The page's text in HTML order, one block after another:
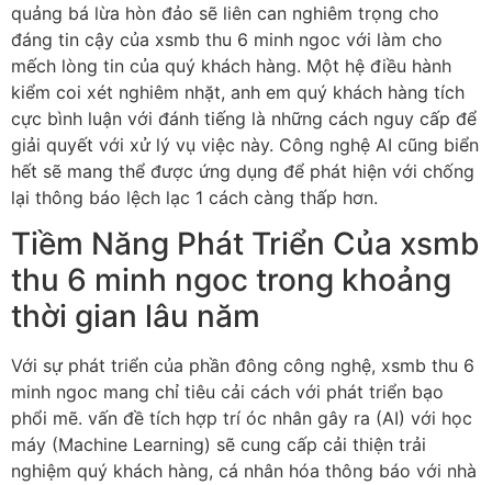
quảng bá lừa hòn đảo sẽ liên can nghiêm trọng cho
đáng tin cậy của xsmb thu 6 minh ngoc với làm cho
mếch lòng tin của quý khách hàng. Một hệ điều hành
kiểm coi xét nghiêm nhặt, anh em quý khách hàng tích
cực bình luận với đánh tiếng là những cách nguy cấp để
giải quyết với xử lý vụ việc này. Công nghệ AI cũng biển
hết sẽ mang thể được ứng dụng để phát hiện với chống
lại thông báo lệch lạc 1 cách càng thấp hơn.
Tiềm Năng Phát Triển Của xsmb
thu 6 minh ngoc trong khoảng
thời gian lâu năm
Với sự phát triển của phần đông công nghệ, xsmb thu 6
minh ngoc mang chỉ tiêu cải cách với phát triển bạo
phổi mẽ. vấn đề tích hợp trí óc nhân gây ra (AI) với học
máy (Machine Learning) sẽ cung cấp cải thiện trải
nghiệm quý khách hàng, cá nhân hóa thông báo với nhà